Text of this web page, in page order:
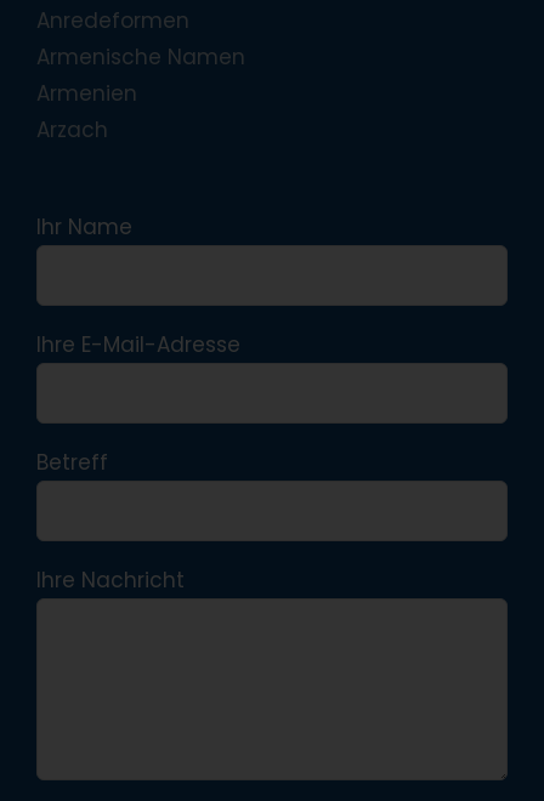
Anredeformen
Armenische Namen
Armenien
Arzach
Ihr Name
Ihre E-Mail-Adresse
Betreff
Ihre Nachricht